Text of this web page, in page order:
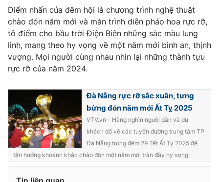
® Cấm sao chép dưới mọi hình thức nếu không có sự chấp
thuận bằng văn bản. Ghi rõ nguồn VTV.vn khi phát hành lại
thông tin từ website này.
Điểm nhấn của đêm hội là chương trình nghệ thuật
chào đón năm mới và màn trình diễn pháo hoa rực rỡ,
tô điểm cho bầu trời Điện Biên những sắc màu lung
linh, mang theo hy vọng về một năm mới bình an, thịnh
vượng. Mọi người cùng nhau nhìn lại những thành tựu
rực rỡ của năm 2024.
Đà Nẵng rực rỡ sắc xuân, tưng
bừng đón năm mới Ất Tỵ 2025
VTV.vn - Hàng nghìn người dân và du
khách đổ về các tuyến đường trung tâm TP
Đà Nẵng trong đêm 29 Tết Ất Tỵ 2025 để
tận hưởng khoảnh khắc chào đón một năm mới tràn đầy hy vọng.